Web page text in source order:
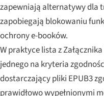
zapewniają alternatywy dla
zapobiegają blokowaniu
ochrony e-booków.
W praktyce lista z
jednego na kryteria
dostarczający pliki EPUB3
prawidłowo wypełnionymi